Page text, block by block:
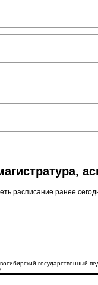
расписание ранее
государственный